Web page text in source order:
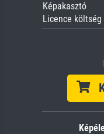
Képakasztó
Licence költség